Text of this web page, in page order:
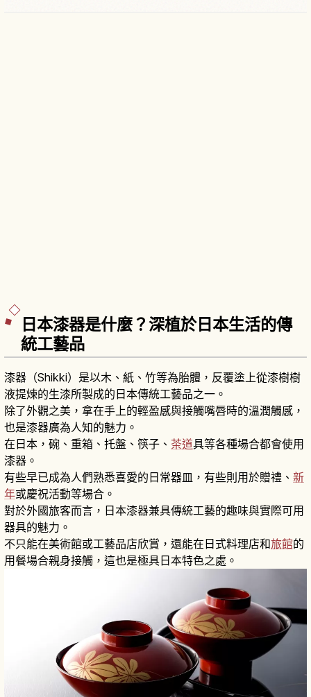
日本漆器是什麼？深植於日本生活的傳
統工藝品
漆器（Shikki）是以木、紙、竹等為胎體，反覆塗上從漆樹樹
液提煉的生漆所製成的日本傳統工藝品之一。
除了外觀之美，拿在手上的輕盈感與接觸嘴唇時的溫潤觸感，
也是漆器廣為人知的魅力。
在日本，碗、重箱、托盤、筷子、 茶道具等各種場合都會使用
漆器。
有些早已成為人們熟悉喜愛的日常器皿，有些則用於贈禮、 新
年或慶祝活動等場合。
對於外國旅客而言，日本漆器兼具傳統工藝的趣味與實際可用
器具的魅力。
不只能在美術館或工藝品店欣賞，還能在日式料理店和旅館的
用餐場合親身接觸，這也是極具日本特色之處。